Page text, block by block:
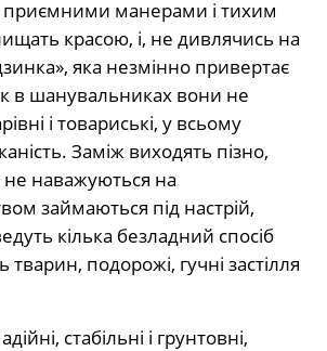
приємними манерами і тихим
красою, і, не дивлячись на
яка незмінно привертає
в шанувальниках вони не
і товариські, у всьому
Заміж виходять пізно,
не наважуються на
займаються під настрій,
кілька безладний спосіб
подорожі, гучні застілля
стабільні і грунтовні,